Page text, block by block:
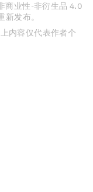
商业性-非衍生品 4.0
新发布。
内容仅代表作者个